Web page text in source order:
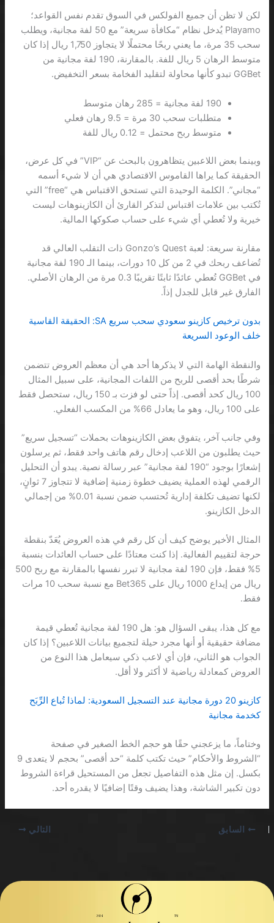
لكن لا تظن أن جميع الفولكس في السوق تقدم نفس القواعد؛
Playamo يُدخل نظام “مكافأة سريعة” مع 50 لفة مجانية، ويطلب
سحب 35 مرة، ما يعني ربحًا محتملًا لا يتجاوز 1,750 ريال إذا كان
متوسط الرهان 5 ريال للفة. بالمقارنة، 190 لفة مجانية من
GGBet تبدو كأنها محاولة لتقليد الفخامة بسعر التخفيض.
190 لفة مجانية = 285 رهان متوسط
متطلبات سحب 30 مرة = 9.5 رهان فعلي
متوسط ربح محتمل = 0.12 ريال للفة
وبينما بعض اللاعبين يتظاهرون بالبحث عن “VIP” في كل عرض،
الحقيقة كما يراها القاموس الاقتصادي هي أن لا شيء أسمه
“مجاني”. الكلمة الوحيدة التي تستحق الاقتباس هي “free” التي
تُكتب بين علامات اقتباس لتذكر القارئ أن الكازينوهات ليست
خيرية ولا تُعطي أي شيء على حساب صكوكها المالية.
مقارنة سريعة: لعبة Gonzo’s Quest ذات التقلب العالي قد
تُضاعف ربحك في 2 من كل 10 دورات، بينما الـ 190 لفة مجانية
في GGBet تُعطي عائدًا ثابتًا تقريبًا 0.3 مرة من الرهان الأصلي.
الفارق غير قابل للجدل إذاً.
بدون ترخيص كازينو سعودي سحب سريع SA: الحقيقة القاسية
خلف الوعود السريعة
والنقطة الهامة التي لا يذكرها أحد هي أن معظم العروض تتضمن
شرطًا بحد أقصى للربح من اللفات المجانية، على سبيل المثال
100 ريال كحد أقصى. إذاً حتى لو فزت بـ 150 ريال، ستحصل فقط
على 100 ريال، وهو ما يعادل 66% من المكسب الفعلي.
وفي جانب آخر، يتفوق بعض الكازينوهات بحملات “تسجيل سريع”
حيث يطلبون من اللاعب إدخال رقم هاتف واحد فقط، ثم يرسلون
إشعارًا بوجود “190 لفة مجانية” عبر رسالة نصية. يبدو أن التحليل
الرقمي لهذه العملية يضيف خطوة زمنية إضافية لا تتجاوز 7 ثوانٍ،
لكنها تضيف تكلفة إدارية تُحتسب ضمن نسبة 0.01% من إجمالي
الدخل الكازينو.
المثال الأخير يوضح كيف أن كل رقم في هذه العروض يُعَدّ بنقطة
حرجة لتقييم الفعالية. إذا كنت معتادًا على حساب العائدات بنسبة
5% فقط، فإن 190 لفة مجانية لا تبرر نفسها بالمقارنة مع ربح 500
ريال من إيداع 1000 ريال على Bet365 مع نسبة سحب 10 مرات
فقط.
مع كل هذا، يبقى السؤال هو: هل 190 لفة مجانية تُعطي قيمة
مضافة حقيقية أو أنها مجرد حيلة لتجميع بيانات اللاعبين؟ إذا كان
الجواب هو الثاني، فإن أي لاعب ذكي سيعامل هذا النوع من
العروض كمعادلة رياضية لا أكثر ولا أقل.
كازينو 20 دورة مجانية عند التسجيل السعودية: لماذا تُباع الرِّبَح
كخدمة مجانية
وختاماً، ما يزعجني حقًا هو حجم الخط الصغير في صفحة
“الشروط والأحكام” حيث تكتب كلمة “حد أقصى” بحجم لا يتعدى 9
بكسل. إن مثل هذه التفاصيل تجعل من المستحيل قراءة الشروط
دون تكبير الشاشة، وهذا يضيف وقتًا إضافيًا لا يقدره أحد.
السابق التالي